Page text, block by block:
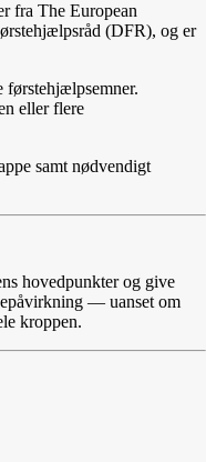
fra The European
(DFR), og er
førstehjælpsemner.
eller flere
samt nødvendigt
hovedpunkter og give
— uanset om
kroppen.